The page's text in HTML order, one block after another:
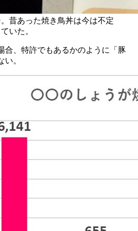
昔あった焼き鳥丼は今は不定
いた。
合、特許でもあるかのように「豚
。